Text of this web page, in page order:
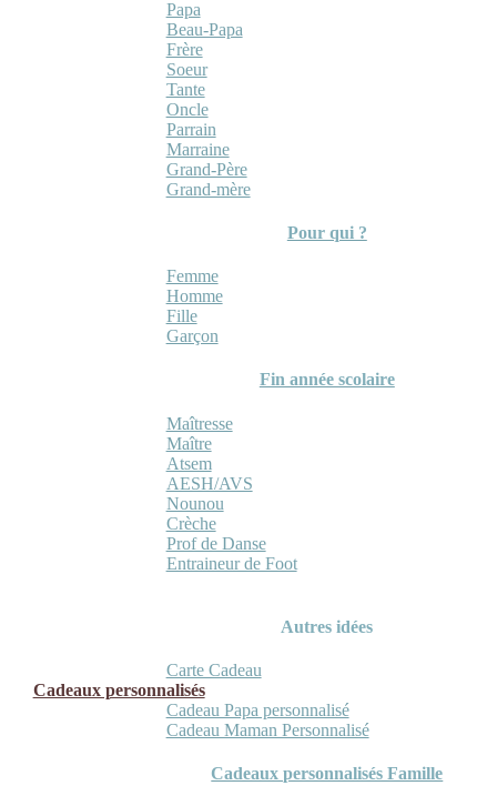
Papa
Beau-Papa
Frère
Soeur
Tante
Oncle
Parrain
Marraine
Grand-Père
Grand-mère
Pour qui ?
Femme
Homme
Fille
Garçon
Fin année scolaire
Maîtresse
Maître
Atsem
AESH/AVS
Nounou
Crèche
Prof de Danse
Entraineur de Foot
Autres idées
Carte Cadeau
Cadeaux personnalisés
Cadeau Papa personnalisé
Cadeau Maman Personnalisé
Cadeaux personnalisés Famille